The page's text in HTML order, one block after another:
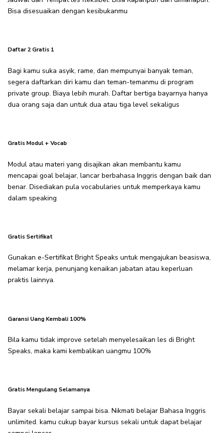
Bisa disesuaikan dengan kesibukanmu
Daftar 2 Gratis 1
Bagi kamu suka asyik, rame, dan mempunyai banyak teman,
segera daftarkan diri kamu dan teman-temanmu di program
private group. Biaya lebih murah. Daftar bertiga bayarnya hanya
dua orang saja dan untuk dua atau tiga level sekaligus
Gratis Modul + Vocab
Modul atau materi yang disajikan akan membantu kamu
mencapai goal belajar, lancar berbahasa Inggris dengan baik dan
benar. Disediakan pula vocabularies untuk memperkaya kamu
dalam speaking
Gratis Sertifikat
Gunakan e-Sertifikat Bright Speaks untuk mengajukan beasiswa,
melamar kerja, penunjang kenaikan jabatan atau keperluan
praktis lainnya.
Garansi Uang Kembali 100%
Bila kamu tidak improve setelah menyelesaikan les di Bright
Speaks, maka kami kembalikan uangmu 100%
Gratis Mengulang Selamanya
Bayar sekali belajar sampai bisa. Nikmati belajar Bahasa Inggris
unlimited. kamu cukup bayar kursus sekali untuk dapat belajar